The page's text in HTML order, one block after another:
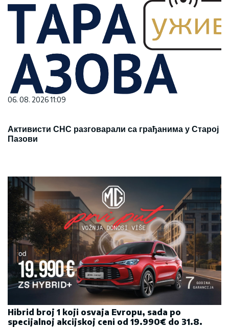
06. 08. 2026 11:09
Активисти СНС разговарали са грађанима у Старој
Пазови
Hibrid broj 1 koji osvaja Evropu, sada po
specijalnoj akcijskoj ceni od 19.990€ do 31.8.